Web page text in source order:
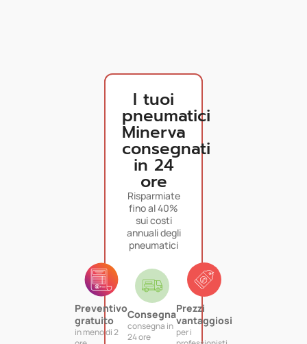
I tuoi
pneumatici
Minerva
consegnati
in 24
ore
Risparmiate
fino al 40%
sui costi
annuali degli
pneumatici
Preventivo
gratuito
in meno di 2
Consegna
consegna in
24 ore
Prezzi
vantaggiosi
per i